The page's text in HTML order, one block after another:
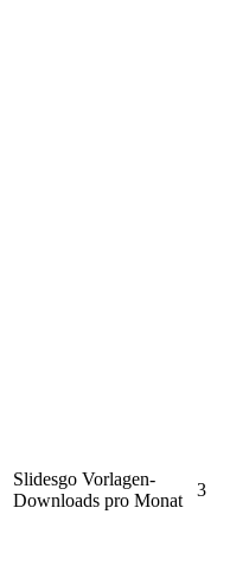
Slidesgo Vorlagen-
Downloads pro Monat
3